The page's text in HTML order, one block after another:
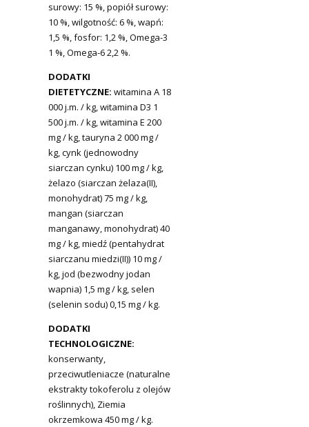
surowy: 15 %, popiół surowy:
10 %, wilgotność: 6 %, wapń:
1,5 %, fosfor: 1,2 %, Omega-3
1 %, Omega-6 2,2 %.
DODATKI
DIETETYCZNE: witamina A 18
000 j.m. / kg, witamina D3 1
500 j.m. / kg, witamina E 200
mg / kg, tauryna 2 000 mg /
kg, cynk (jednowodny
siarczan cynku) 100 mg / kg,
żelazo (siarczan żelaza(II),
monohydrat) 75 mg / kg,
mangan (siarczan
manganawy, monohydrat) 40
mg / kg, miedź (pentahydrat
siarczanu miedzi(II)) 10 mg /
kg, jod (bezwodny jodan
wapnia) 1,5 mg / kg, selen
(selenin sodu) 0,15 mg / kg.
DODATKI
TECHNOLOGICZNE:
konserwanty,
przeciwutleniacze (naturalne
ekstrakty tokoferolu z olejów
roślinnych), Ziemia
okrzemkowa 450 mg / kg.